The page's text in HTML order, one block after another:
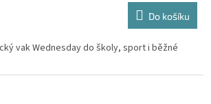
Do košíku
vak Wednesday do školy, sport i běžné